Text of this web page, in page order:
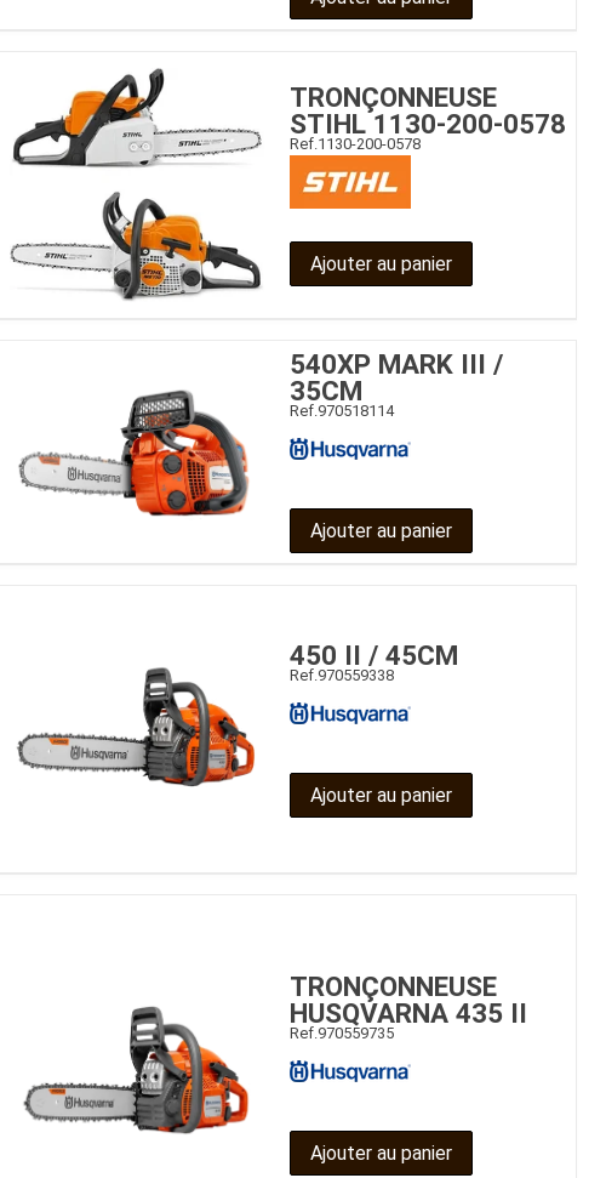
TRONÇONNEUSE
STIHL 1130-200-0578
Ref.1130-200-0578
Ajouter au panier
540XP MARK III /
35CM
Ref.970518114
Ajouter au panier
450 II / 45CM
Ref. 970559338
Ajouter au panier
TRONÇONNEUSE
HUSQVARNA 435 II
Ref.970559735
Ajouter au panier